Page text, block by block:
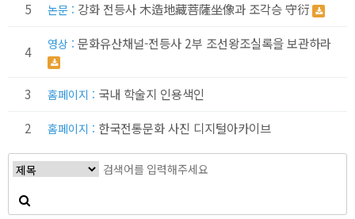
5
논문 : 강화 전등사 木造地藏菩薩坐像과 조각승 守衍
4 영상 : 문화유산채널-전등사 2부 조선왕조실록을 보관하라
3 홈페이지 : 국내 학술지 인용색인
2
홈페이지 : 한국전통문화 사진 디지털아카이브